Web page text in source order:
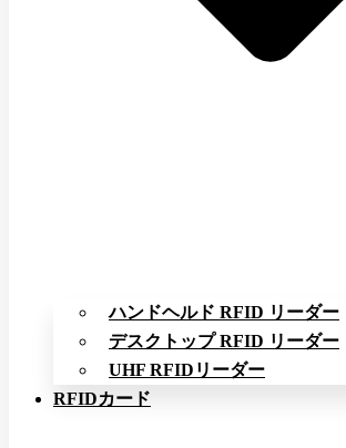
ハンドヘルド RFID リーダー
デスクトップ RFID リーダー
UHF RFIDリーダー
RFIDカード